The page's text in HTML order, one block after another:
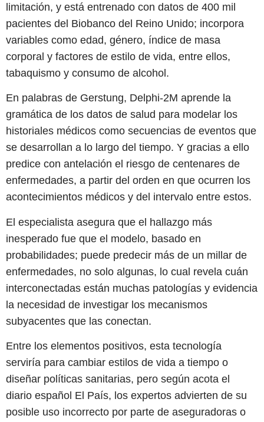
limitación, y está entrenado con datos de 400 mil
pacientes del Biobanco del Reino Unido; incorpora
variables como edad, género, índice de masa
corporal y factores de estilo de vida, entre ellos,
tabaquismo y consumo de alcohol.
En palabras de Gerstung, Delphi-2M aprende la
gramática de los datos de salud para modelar los
historiales médicos como secuencias de eventos que
se desarrollan a lo largo del tiempo. Y gracias a ello
predice con antelación el riesgo de centenares de
enfermedades, a partir del orden en que ocurren los
acontecimientos médicos y del intervalo entre estos.
El especialista asegura que el hallazgo más
inesperado fue que el modelo, basado en
probabilidades; puede predecir más de un millar de
enfermedades, no solo algunas, lo cual revela cuán
interconectadas están muchas patologías y evidencia
la necesidad de investigar los mecanismos
subyacentes que las conectan.
Entre los elementos positivos, esta tecnología
serviría para cambiar estilos de vida a tiempo o
diseñar políticas sanitarias, pero según acota el
diario español El País, los expertos advierten de su
posible uso incorrecto por parte de aseguradoras o